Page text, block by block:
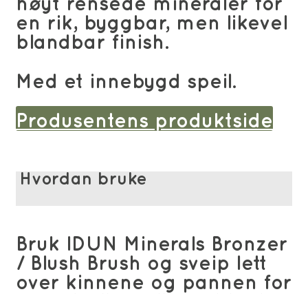
høyt rensede mineraler for
en rik, byggbar, men likevel
blandbar finish.
Med et innebygd speil.
Produsentens produktside
Hvordan bruke
Bruk IDUN Minerals Bronzer
/ Blush Brush og sveip lett
over kinnene og pannen for